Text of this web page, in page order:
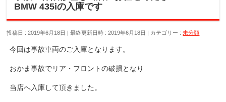
BMW 435iの入庫です
投稿日 : 2019年6月18日 最終更新日時 : 2019年6月18日 カテゴリー :未分類
今回は事故車両のご入庫となります。
おかま事故でリア・フロントの破損となり
当店へ入庫して頂きました。